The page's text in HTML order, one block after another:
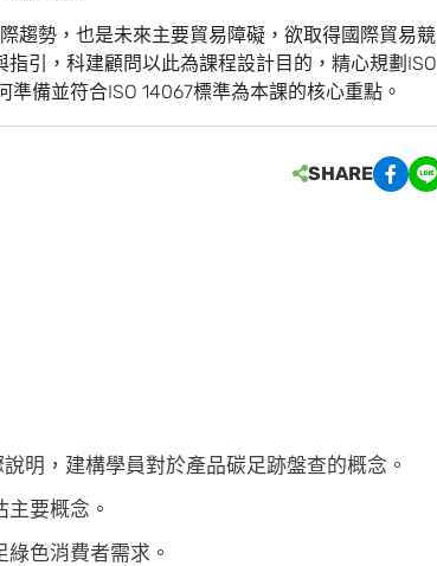
趨勢，也是未來主要貿易障礙，欲取得國際貿易競
引，科建顧問以此為課程設計目的，精心規劃ISO
備並符合ISO 14067標準為本課的核心重點。
SHARE
明，建構學員對於產品碳足跡盤查的概念。
要概念。
色消費者需求。